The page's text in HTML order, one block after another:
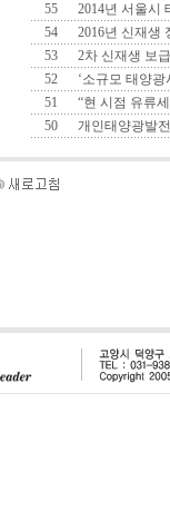
55
2014년 서울시
54
2016년 신재생
53
2차 신재생 보
52
‘소규모 태양
51
“현 시점 유류
50
개인태양광발